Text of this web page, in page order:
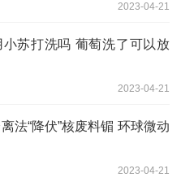
2023-04-21
苏打洗吗 葡萄洗了可以放
2023-04-21
法“降伏”核废料镅 环球微动
2023-04-21